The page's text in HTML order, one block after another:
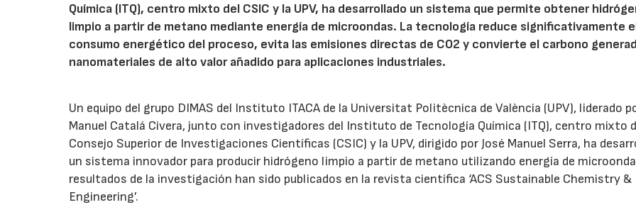
Química (ITQ), centro mixto del CSIC y la UPV, ha desarrollado un sistema que permite obtener
limpio a partir de metano mediante energía de microondas. La tecnología reduce significativamente
consumo energético del proceso, evita las emisiones directas de CO2 y convierte el carbono
nanomateriales de alto valor añadido para aplicaciones industriales.
Un equipo del grupo DIMAS del Instituto ITACA de la Universitat Politècnica de València (UPV), liderado
Manuel Catalá Civera, junto con investigadores del Instituto de Tecnología Química (ITQ), centro mixto
Consejo Superior de Investigaciones Científicas (CSIC) y la UPV, dirigido por José Manuel Serra, ha
un sistema innovador para producir hidrógeno limpio a partir de metano utilizando energía de
resultados de la investigación han sido publicados en la revista científica ‘ACS Sustainable Chemistry &
Engineering’.